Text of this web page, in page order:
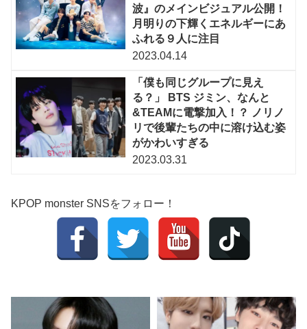
波』のメインビジュアル公開！
月明りの下輝くエネルギーにあ
ふれる９人に注目
2023.04.14
「僕も同じグループに見え
る？」 BTS ジミン、なんと
&TEAMに電撃加入！？ ノリノ
リで後輩たちの中に溶け込む姿
がかわいすぎる
2023.03.31
KPOP monster SNSをフォロー！